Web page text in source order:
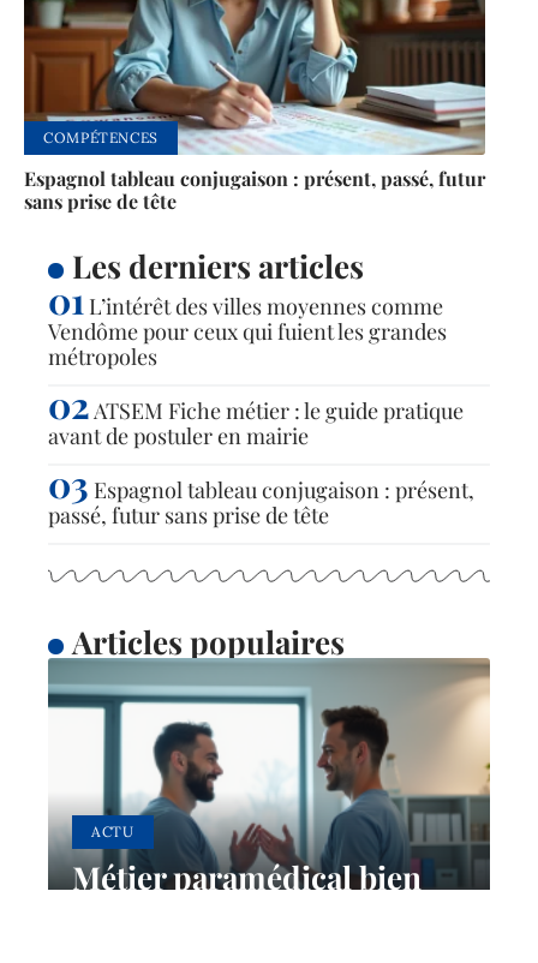
COMPÉTENCES
Espagnol tableau conjugaison : présent, passé, futur
sans prise de tête
Les derniers articles
L’intérêt des villes moyennes comme
Vendôme pour ceux qui fuient les grandes
métropoles
ATSEM Fiche métier : le guide pratique
avant de postuler en mairie
Espagnol tableau conjugaison : présent,
passé, futur sans prise de tête
Articles populaires
ACTU
Métier paramédical bien